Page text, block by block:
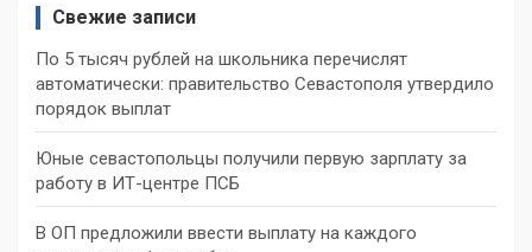
Свежие записи
По 5 тысяч рублей на школьника перечислят
автоматически: правительство Севастополя утвердило
порядок выплат
Юные севастопольцы получили первую зарплату за
работу в ИТ-центре ПСБ
В ОП предложили ввести выплату на каждого